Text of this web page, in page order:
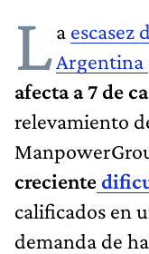
La escasez
Argentina
afecta a 7 de
relevamiento
creciente
calificados en
demanda de